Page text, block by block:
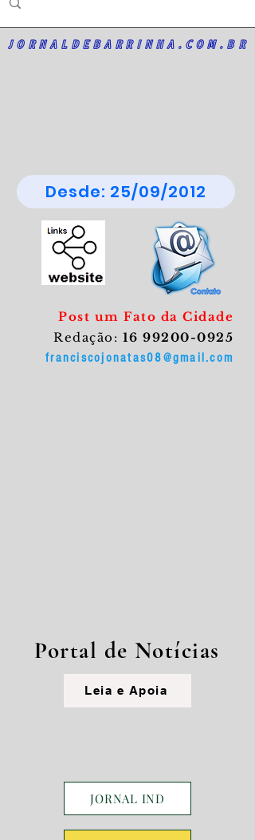
JORNALDEBARRINHA.COM.BR
Desde: 25/09/2012
Post um Fato da Cidade
Redação: 16 99200-0925
franciscojonatas08@gmail.com
Portal de Notícias
Leia e Apoia
JORNAL IND